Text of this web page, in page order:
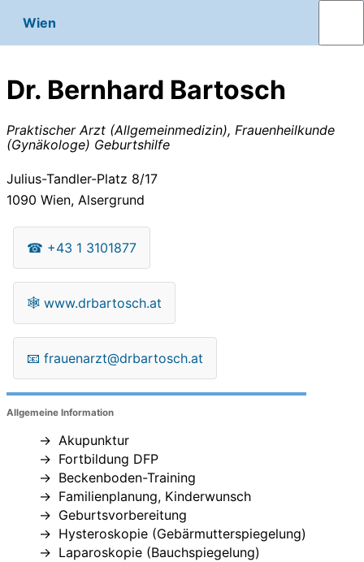
Wien
Dr. Bernhard Bartosch
Praktischer Arzt (Allgemeinmedizin), Frauenheilkunde
(Gynäkologe) Geburtshilfe
Julius-Tandler-Platz 8/17
1090 Wien, Alsergrund
☎ +43 1 3101877
🕸 www.drbartosch.at
📧 frauenarzt@drbartosch.at
Allgemeine Information
Akupunktur
Fortbildung DFP
Beckenboden-Training
Familienplanung, Kinderwunsch
Geburtsvorbereitung
Hysteroskopie (Gebärmutterspiegelung)
Laparoskopie (Bauchspiegelung)